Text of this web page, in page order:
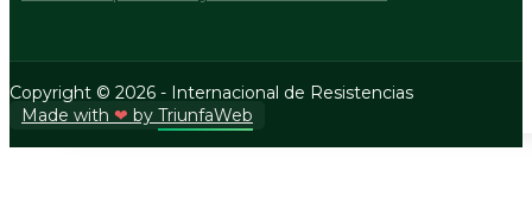
Copyright © 2026 - Internacional de Resistencias
Made with ❤ by TriunfaWeb